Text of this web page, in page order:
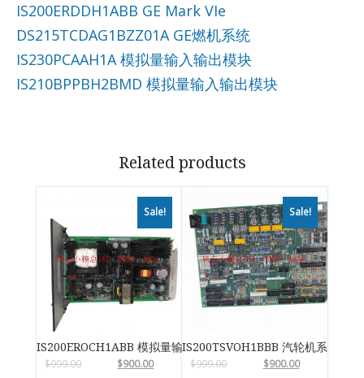
IS200ERDDH1ABB GE Mark VIe
DS215TCDAG1BZZ01A GE燃机系统
IS230PCAAH1A 模拟量输入输出模块
IS210BPPBH2BMD 模拟量输入输出模块
Related products
Sale!
IS200EROCH1ABB 模拟量输入输出模块
$999.00 $900.00
Sale!
IS200TSVOH1BBB 汽轮机系统卡件
$999.00 $900.00